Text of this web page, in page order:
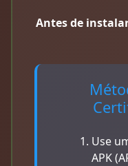
Antes de
Use
APK